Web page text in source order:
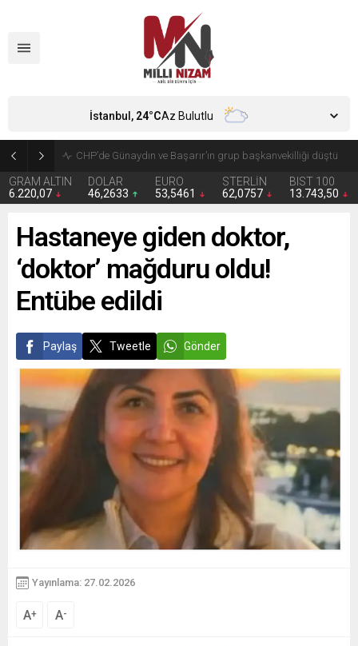
Zorunlu trafik sigortasında yeni dönem
GRAM ALTIN
6.220,07
DOLAR
46,2633
EURO
53,5461
STERLİN
62,0757
BIST 100
13.743,50
İstanbul, 24°CAz Bulutlu
Hastaneye giden doktor,
‘doktor’ mağduru oldu!
Entübe edildi
Paylaş Tweetle Gönder
Yayınlama: 27.02.2026
A+ A-